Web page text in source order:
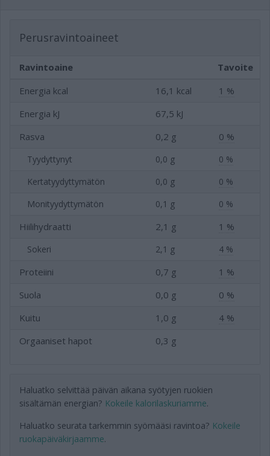
Perusravintoaineet
Ravintoaine
Tavoite
Energia kcal
16,1 kcal
1 %
Energia kJ
67,5 kJ
Rasva
0,2 g 0 %
Tyydyttynyt 0,0 g
0 %
Kertatyydyttymätön
0,0 g
0 %
Monityydyttymätön
0,1 g 0 %
Hiilihydraatti 2,1 g 1 %
Sokeri 2,1 g 4 %
Proteiini 0,7 g
1 %
Suola
0,0 g
0 %
Kuitu
1,0 g
4 %
Orgaaniset hapot
0,3 g
Haluatko selvittää päivän aikana syötyjen ruokien
sisältämän energian? Kokeile kalorilaskuriamme.
Haluatko seurata tarkemmin syömääsi ravintoa? Kokeile
ruokapäiväkirjaamme.